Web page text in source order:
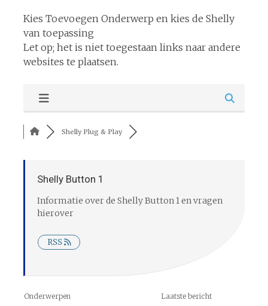
Kies Toevoegen Onderwerp en kies de Shelly
van toepassing
Let op; het is niet toegestaan links naar andere
websites te plaatsen.
Shelly Plug & Play
Shelly Button 1
Informatie over de Shelly Button 1 en vragen
hierover
RSS
Onderwerpen Laatste bericht